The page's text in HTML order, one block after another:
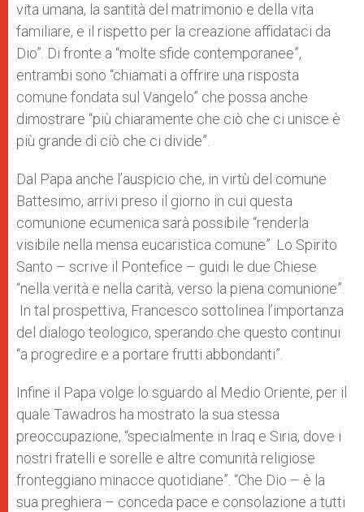
vita umana, la santità del matrimonio e della vita
familiare, e il rispetto per la creazione affidataci da
Dio”. Di fronte a “molte sfide contemporanee”,
entrambi sono “chiamati a offrire una risposta
comune fondata sul Vangelo” che possa anche
dimostrare “più chiaramente che ciò che ci unisce è
più grande di ciò che ci divide”.
Dal Papa anche l’auspicio che, in virtù del comune
Battesimo, arrivi preso il giorno in cui questa
comunione ecumenica sarà possibile “renderla
visibile nella mensa eucaristica comune”. Lo Spirito
Santo – scrive il Pontefice – guidi le due Chiese
“nella verità e nella carità, verso la piena comunione”.
In tal prospettiva, Francesco sottolinea l’importanza
del dialogo teologico, sperando che questo continui
“a progredire e a portare frutti abbondanti”.
Infine il Papa volge lo sguardo al Medio Oriente, per il
quale Tawadros ha mostrato la sua stessa
preoccupazione, “specialmente in Iraq e Siria, dove i
nostri fratelli e sorelle e altre comunità religiose
fronteggiano minacce quotidiane”. “Che Dio – è la
sua preghiera – conceda pace e consolazione a tutti